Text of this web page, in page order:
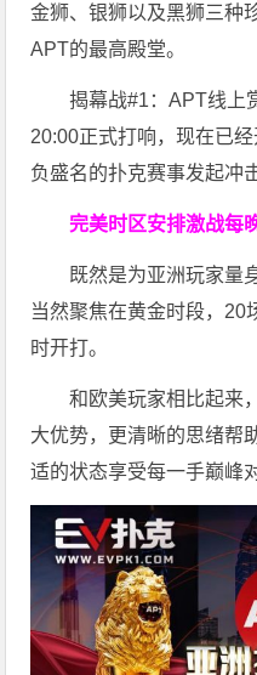
金狮、银狮以及黑狮三种
APT的最高殿堂。
揭幕战#1：APT线上
20:00正式打响，现在已
负盛名的扑克赛事发起冲
完美时区安排激战每
既然是为亚洲玩家量
当然聚焦在黄金时段，20
时开打。
和欧美玩家相比起来
大优势，更清晰的思绪帮
适的状态享受每一手巅峰